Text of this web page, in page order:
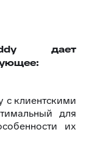
дает
с клиентскими
для
их